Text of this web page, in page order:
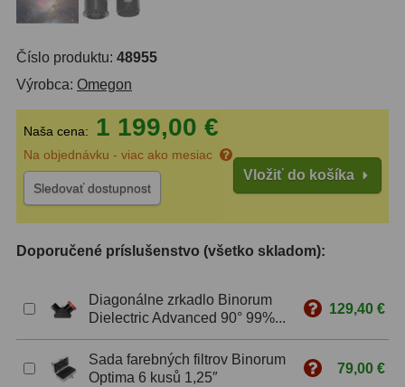
ZOOM 12
Ostatné 30
Filtre 181
Mesačné a polarizačné23
Slnečné42
CLS a UHC14
Číslo produktu: 48955
Výrobca: Omegon
Naša cena: 1 199,00 €
Na objednávku - viac ako mesiac
Sledovať dostupnost
Vložiť do košíka
Doporučené príslušenstvo (všetko skladom):
Diagonálne zrkadlo Binorum
Dielectric Advanced 90° 99%...
129,40 €
Sada farebných filtrov Binorum
Optima 6 kusů 1,25″
79,00 €